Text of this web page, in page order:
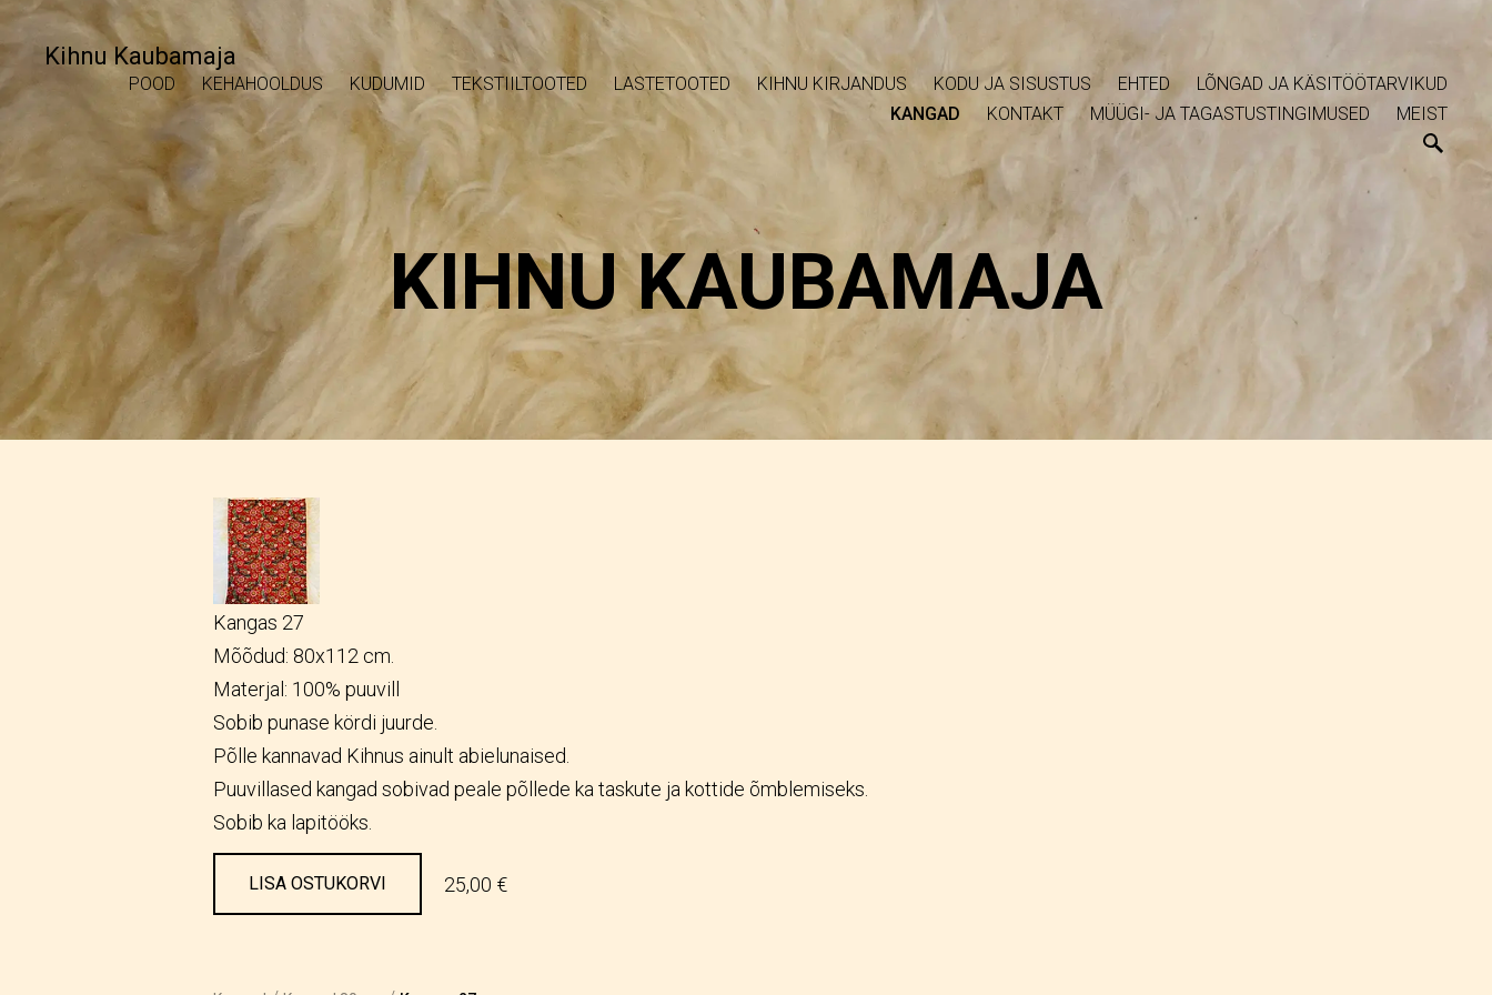
Kihnu Kaubamaja
POOD KEHAHOOLDUS KUDUMID TEKSTIILTOOTED LASTETOOTED KIHNU KIRJANDUS KODU JA SISUSTUS EHTED
LÕNGAD JA KÄSITÖÖTARVIKUD
KANGAD
KONTAKT MÜÜGI- JA TAGASTUSTINGIMUSED MEIST
KIHNU KAUBAMAJA
Kangas 27
Mõõdud: 80x112 cm.
Materjal: 100% puuvill
Sobib punase kördi juurde.
Põlle kannavad Kihnus ainult abielunaised.
Puuvillased kangad sobivad peale põllede ka taskute ja kottide õmblemiseks.
Sobib ka lapitööks.
LISA OSTUKORVI 25,00 €